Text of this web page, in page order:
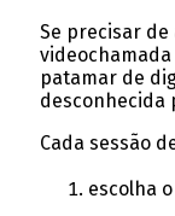
Se precisar
patamar de
desconhecida
Cada sessão
escolha